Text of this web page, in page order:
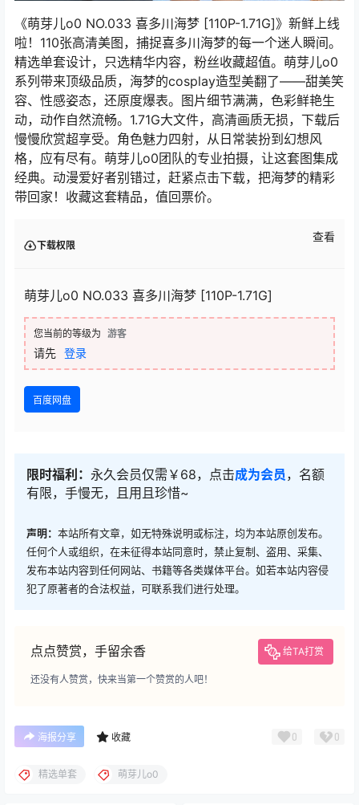
《萌芽儿o0 NO.033 喜多川海梦 [110P-1.71G]》新鲜上线
啦！110张高清美图，捕捉喜多川海梦的每一个迷人瞬间。
精选单套设计，只选精华内容，粉丝收藏超值。萌芽儿o0
系列带来顶级品质，海梦的cosplay造型美翻了——甜美笑
容、性感姿态，还原度爆表。图片细节满满，色彩鲜艳生
动，动作自然流畅。1.71G大文件，高清画质无损，下载后
慢慢欣赏超享受。角色魅力四射，从日常装扮到幻想风
格，应有尽有。萌芽儿o0团队的专业拍摄，让这套图集成
经典。动漫爱好者别错过，赶紧点击下载，把海梦的精彩
带回家！收藏这套精品，值回票价。
下载权限
查看
萌芽儿o0 NO.033 喜多川海梦 [110P-1.71G]
您当前的等级为 游客
请先 登录
百度网盘
限时福利： 永久会员仅需￥68，点击成为会员，名额
有限，手慢无，且用且珍惜~
声明： 本站所有文章，如无特殊说明或标注，均为本站原创发布。
任何个人或组织，在未征得本站同意时，禁止复制、盗用、采集、
发布本站内容到任何网站、书籍等各类媒体平台。如若本站内容侵
犯了原著者的合法权益，可联系我们进行处理。
点点赞赏，手留余香 给TA打赏
还没有人赞赏，快来当第一个赞赏的人吧！
海报分享 收藏 0 0
精选单套 萌芽儿o0